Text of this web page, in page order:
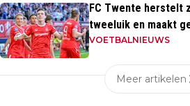
FC Twente herstelt
tweeluik en maakt
opponent
VOETBALNIEUWS
Meer artikelen